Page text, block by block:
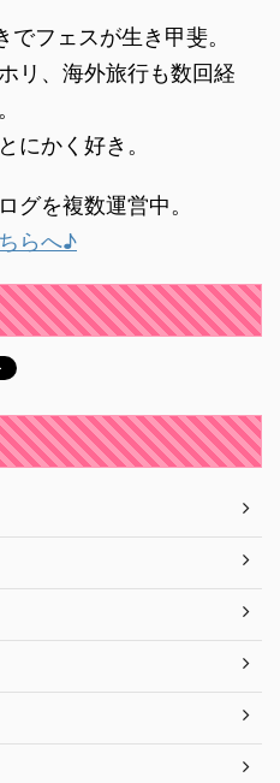
でフェスが生き甲斐。
リ、海外旅行も数回経
にかく好き。
グを複数運営中。
らへ♪